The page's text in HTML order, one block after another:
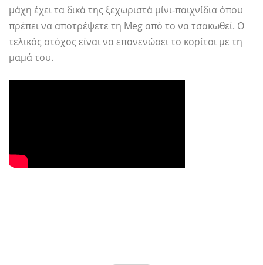
μάχη έχει τα δικά της ξεχωριστά μίνι-παιχνίδια όπου
πρέπει να αποτρέψετε τη Meg από το να τσακωθεί. Ο
τελικός στόχος είναι να επανενώσει το κορίτσι με τη
μαμά του.